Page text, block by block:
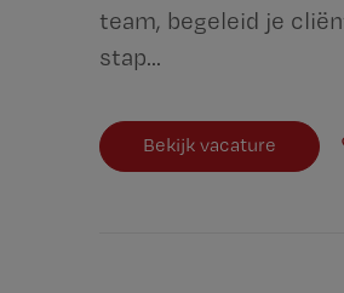
team, begeleid je
stap...
Bekijk vacature